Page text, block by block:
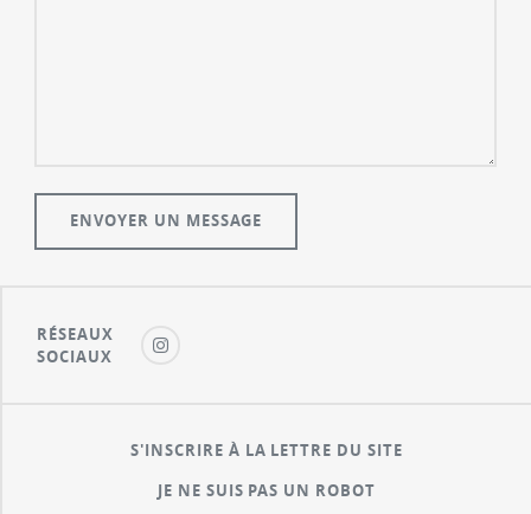
RÉSEAUX
SOCIAUX
S'INSCRIRE À LA LETTRE DU SITE
JE NE SUIS PAS UN ROBOT